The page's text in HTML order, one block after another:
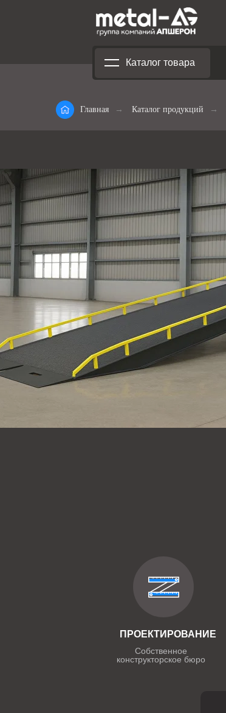
Каталог товара
Главная → Каталог продукций →
ПРОЕКТИРОВАНИЕ
Собственное
конструкторское бюро